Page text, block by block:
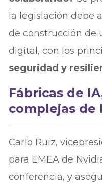
la legislación debe
de construcción de
digital, con los
seguridad y
Fábricas de
complejas de
Carlo Ruiz,
para EMEA de
conferencia, y